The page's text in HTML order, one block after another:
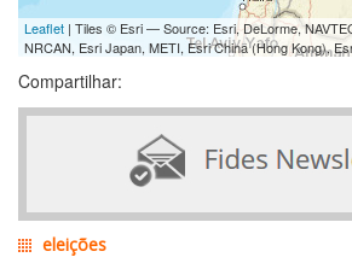
Leaflet | Tiles © Esri — Source: Esri, DeLorme,
NRCAN, Esri Japan, METI, Esri China (Hong Kong),
Compartilhar:
eleições